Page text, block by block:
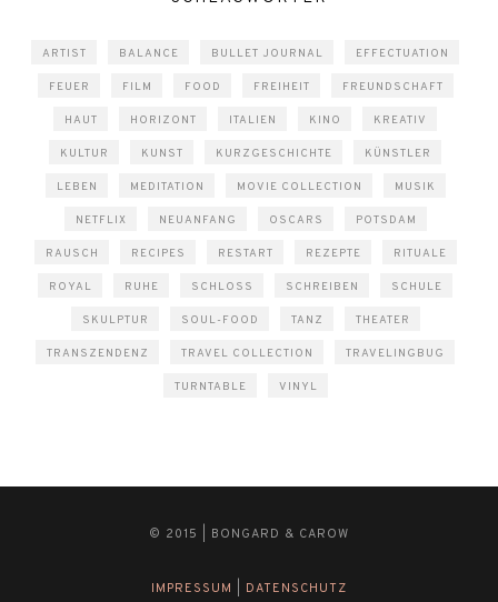
ARTIST BALANCE BULLET JOURNAL EFFECTUATION
FEUER FILM FOOD FREIHEIT FREUNDSCHAFT
HAUT HORIZONT ITALIEN KINO KREATIV
KULTUR KUNST KURZGESCHICHTE KÜNSTLER
LEBEN MEDITATION MOVIE COLLECTION MUSIK
NETFLIX NEUANFANG OSCARS POTSDAM
RAUSCH RECIPES RESTART REZEPTE RITUALE
ROYAL RUHE SCHLOSS SCHREIBEN SCHULE
SKULPTUR SOUL-FOOD TANZ THEATER
TRANSZENDENZ TRAVEL COLLECTION TRAVELINGBUG
TURNTABLE VINYL
© 2015 | BONGARD & CAROW
IMPRESSUM DATENSCHUTZ